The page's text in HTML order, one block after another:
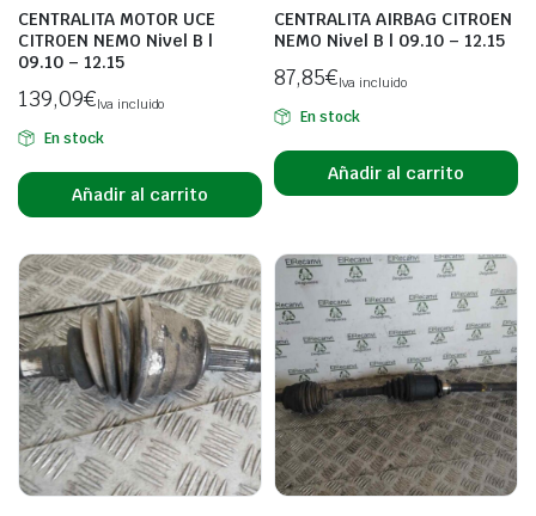
CENTRALITA MOTOR UCE
CITROEN NEMO Nivel B |
09.10 – 12.15
139,09€Iva incluido
En stock
Añadir al carrito
CENTRALITA AIRBAG CITROEN
NEMO Nivel B | 09.10 – 12.15
87,85€Iva incluido
En stock
Añadir al carrito